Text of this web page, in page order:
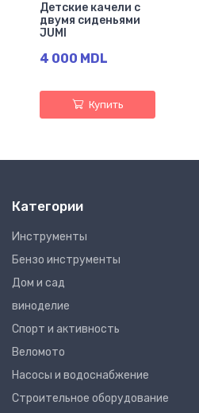
Детские качели с
двумя сиденьями
JUMI
4 000 MDL
Купить
Категории
Инструменты
Бензо инструменты
Дом и сад
виноделие
Спорт и активность
Веломото
Насосы и водоснабжение
Строительное оборудование